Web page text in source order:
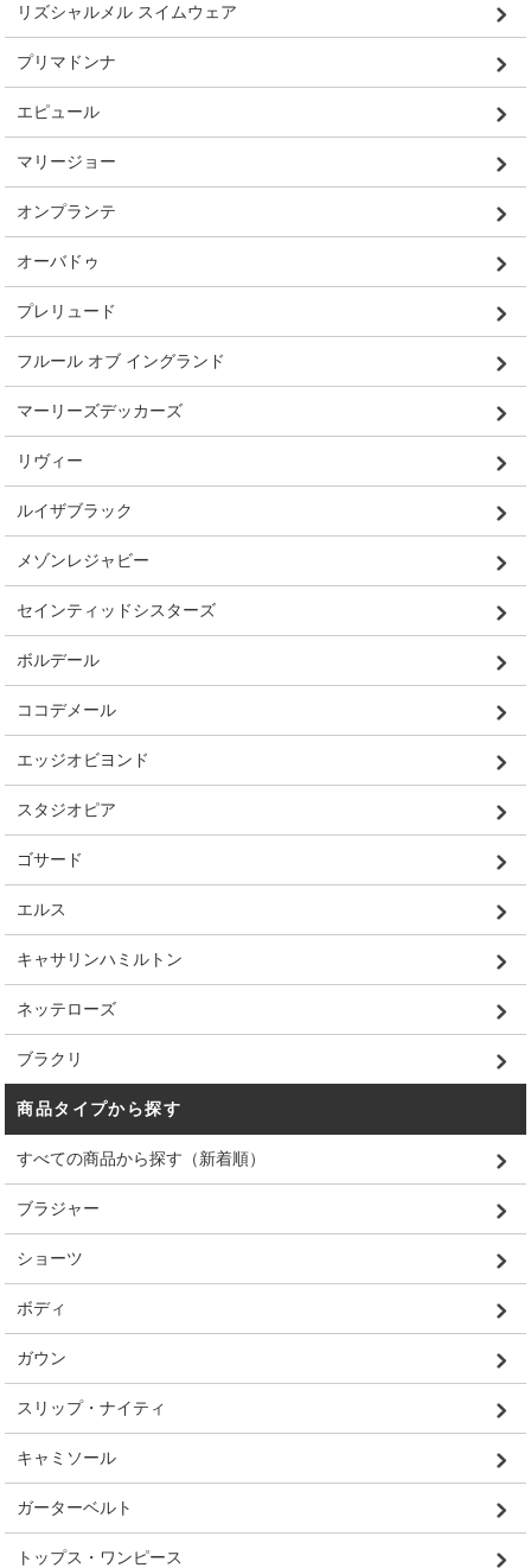
リズシャルメル スイムウェア
プリマドンナ
エピュール
マリージョー
オンプランテ
オーバドゥ
プレリュード
フルール オブ イングランド
マーリーズデッカーズ
リヴィー
ルイザブラック
メゾンレジャビー
セインティッドシスターズ
ボルデール
ココデメール
エッジオビヨンド
スタジオピア
ゴサード
エルス
キャサリンハミルトン
ネッテローズ
ブラクリ
商品タイプから探す
すべての商品から探す（新着順）
ブラジャー
ショーツ
ボディ
ガウン
スリップ・ナイティ
キャミソール
ガーターベルト
トップス・ワンピース